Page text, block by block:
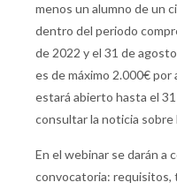
menos un alumno de un
dentro del periodo
de 2022 y el 31 de
es de máximo 2.000€ por
estará abierto hasta el
consultar la noticia sobre
En el webinar se darán a
convocatoria: requisitos,